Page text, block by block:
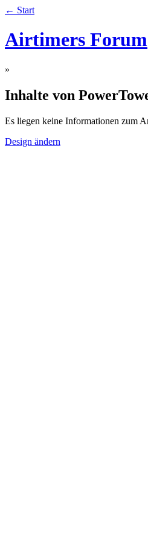
← Start
Airtimers Forum
»
Inhalte von
Es liegen keine Informationen zum
Design ändern